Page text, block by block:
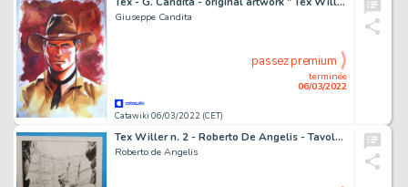
Giuseppe Candita
Catawiki 06/03/2022 (CET)
terminée
06/03/2022
passez premium
Tex Willer n. 2 - Roberto De Angelis - Tavola Originale "La banda di Red Bill" - Page volante - Exemplaire unique - (2018)
Roberto de Angelis